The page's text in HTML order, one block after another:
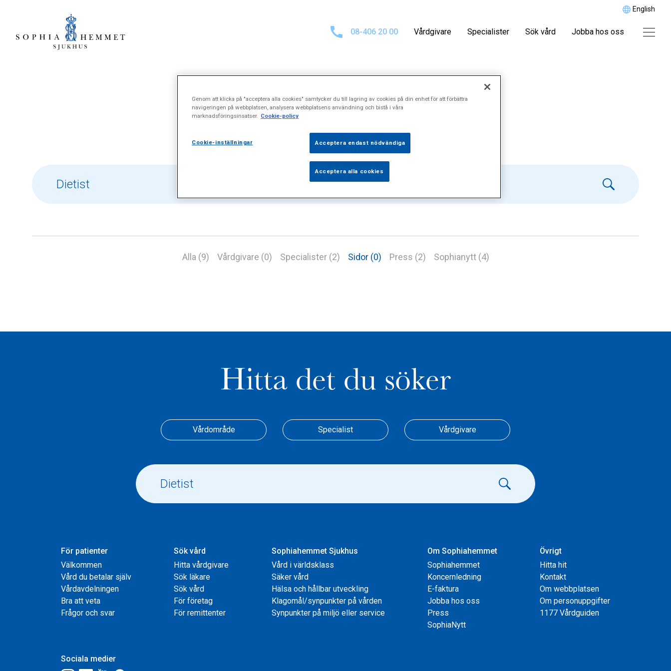
English
08-406 20 00 Vårdgivare Specialister Sök vård Jobba hos oss
Sökresultat förDietist
Alla (9) Vårdgivare (0) Specialister (2) Sidor (0) Press (2) Sophianytt (4)
Hitta det du söker
Vårdområde Specialist Vårdgivare
För patienter
Välkommen
Vård du betalar själv
Vårdavdelningen
Bra att veta
Frågor och svar
Sök vård
Hitta vårdgivare
Sök läkare
Sök vård
För företag
För remittenter
Sophiahemmet Sjukhus
Vård i världsklass
Säker vård
Hälsa och hållbar utveckling
Klagomål/synpunkter på vården
Synpunkter på miljö eller service
Om Sophiahemmet
Sophiahemmet
Koncernledning
E-faktura
Jobba hos oss
Press
SophiaNytt
Övrigt
Hitta hit
Kontakt
Om webbplatsen
Om personuppgifter
1177 Vårdguiden
Sociala medier
Genom att klicka på "acceptera alla cookies" samtycker du till lagring av cookies på din enhet för att förbättra
navigeringen på webbplatsen, analysera webbplatsens användning och bistå i våra
marknadsföringsinsatser. Cookie-policy
Cookie-inställningar Acceptera endast nödvändiga
Acceptera alla cookies